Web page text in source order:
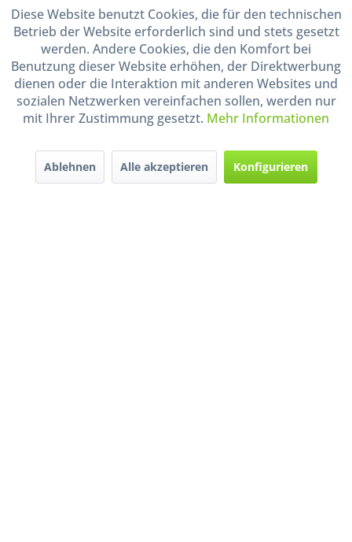
Service Hotline
Shop Service
Informationen
Handel mit BIO-Weinen
durch DE-ÖKO-009
Diese Website benutzt Cookies, die für den technischen
Betrieb der Website erforderlich sind und stets gesetzt
werden. Andere Cookies, die den Komfort bei
Benutzung dieser Website erhöhen, der Direktwerbung
dienen oder die Interaktion mit anderen Websites und
sozialen Netzwerken vereinfachen sollen, werden nur
mit Ihrer Zustimmung gesetzt. Mehr Informationen
Ablehnen Alle akzeptieren Konfigurieren